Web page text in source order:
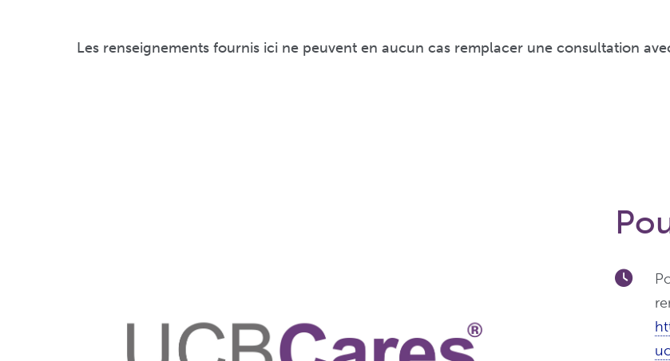
Les renseignements fournis ici ne peuvent en aucun cas remplacer une consultation